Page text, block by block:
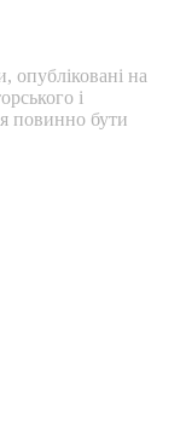
опубліковані на
і
повинно бути